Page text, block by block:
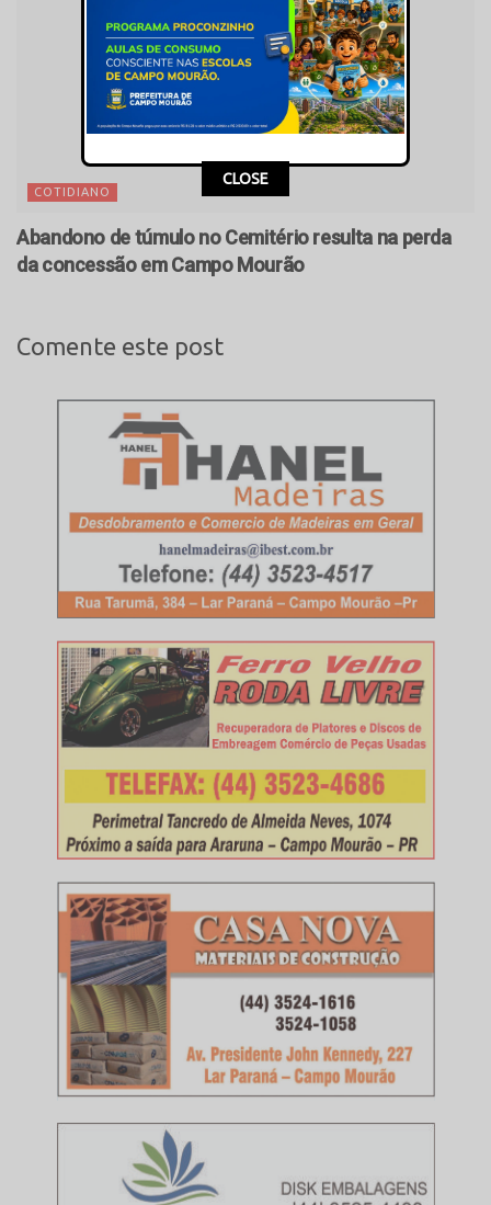
COTIDIANO
Abandono de túmulo no Cemitério resulta na perda
da concessão em Campo Mourão
Comente este post
CLOSE